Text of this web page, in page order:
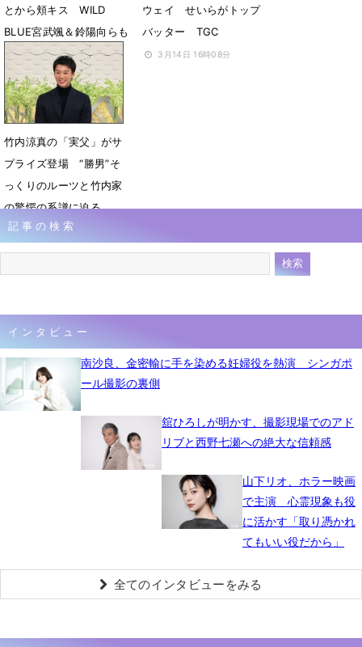
とから頬キス WILD
BLUE宮武颯＆鈴陽向らも
登場
3月15日 16時26分
ウェイ せいらがトップ
バッター TGC
3月14日 16時08分
竹内涼真の「実父」がサ
プライズ登場 “勝男”そ
っくりのルーツと竹内家
の驚愕の系譜に迫る
2月14日 18時00分
記事の検索
インタビュー
南沙良、金密輸に手を染める妊婦役を熱演 シンガポ
ール撮影の裏側
舘ひろしが明かす、撮影現場でのアド
リブと西野七瀬への絶大な信頼感
山下リオ、ホラー映画
で主演 心霊現象も役
に活かす「取り憑かれ
てもいい役だから」
全てのインタビューをみる